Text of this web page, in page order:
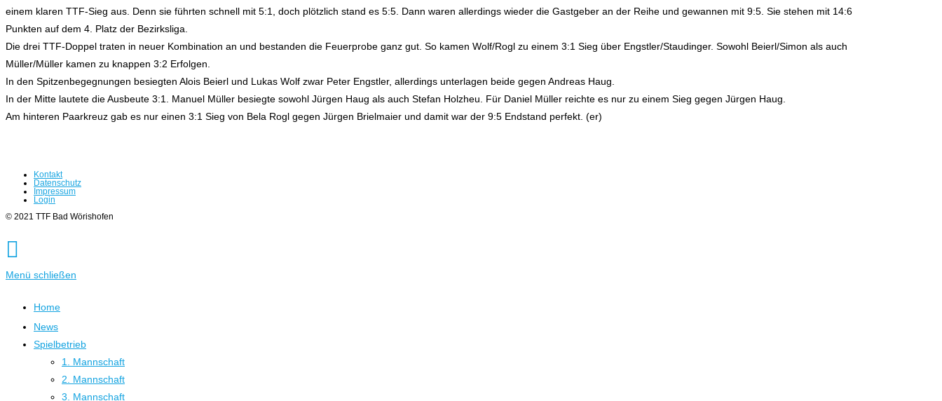
einem klaren TTF-Sieg aus. Denn sie führten schnell mit 5:1, doch plötzlich stand es 5:5. Dann waren allerdings wieder die Gastgeber an der Reihe und gewannen mit 9:5. Sie stehen mit 14:6
Punkten auf dem 4. Platz der Bezirksliga.
Die drei TTF-Doppel traten in neuer Kombination an und bestanden die Feuerprobe ganz gut. So kamen Wolf/Rogl zu einem 3:1 Sieg über Engstler/Staudinger. Sowohl Beierl/Simon als auch
Müller/Müller kamen zu knappen 3:2 Erfolgen.
In den Spitzenbegegnungen besiegten Alois Beierl und Lukas Wolf zwar Peter Engstler, allerdings unterlagen beide gegen Andreas Haug.
In der Mitte lautete die Ausbeute 3:1. Manuel Müller besiegte sowohl Jürgen Haug als auch Stefan Holzheu. Für Daniel Müller reichte es nur zu einem Sieg gegen Jürgen Haug.
Am hinteren Paarkreuz gab es nur einen 3:1 Sieg von Bela Rogl gegen Jürgen Brielmaier und damit war der 9:5 Endstand perfekt. (er)
Kontakt
Datenschutz
Impressum
Login
© 2021 TTF Bad Wörishofen
Menü schließen
Home
News
Spielbetrieb
1. Mannschaft
2. Mannschaft
3. Mannschaft